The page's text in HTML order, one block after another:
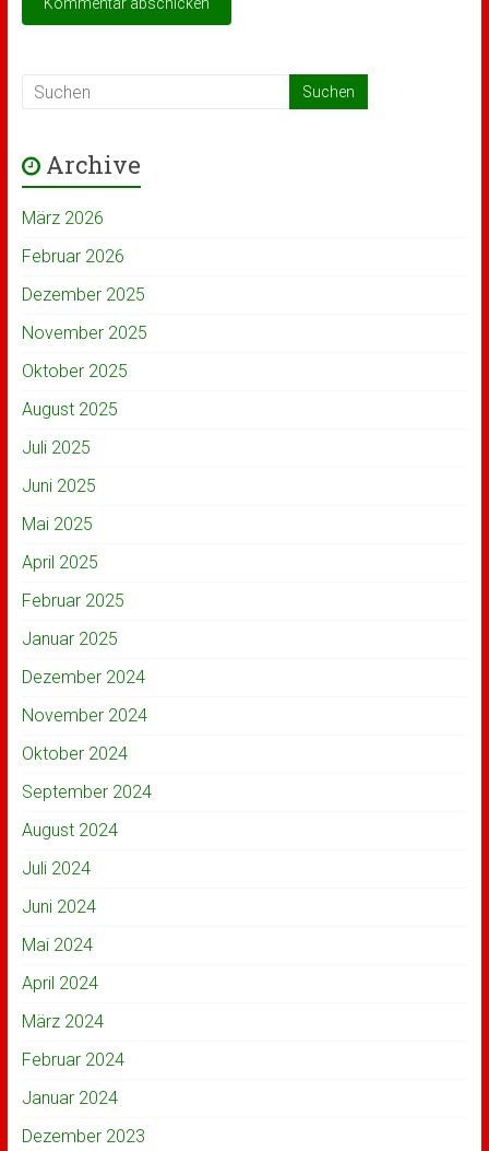
Archive
März 2026
Februar 2026
Dezember 2025
November 2025
Oktober 2025
August 2025
Juli 2025
Juni 2025
Mai 2025
April 2025
Februar 2025
Januar 2025
Dezember 2024
November 2024
Oktober 2024
September 2024
August 2024
Juli 2024
Juni 2024
Mai 2024
April 2024
März 2024
Februar 2024
Januar 2024
Dezember 2023